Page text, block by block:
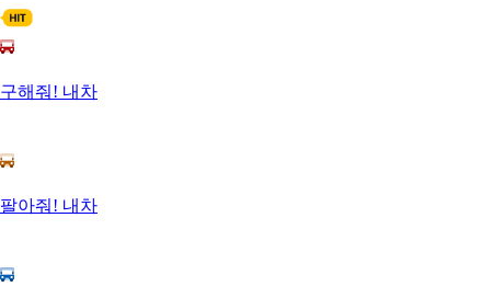
구해줘! 내차
팔아줘! 내차